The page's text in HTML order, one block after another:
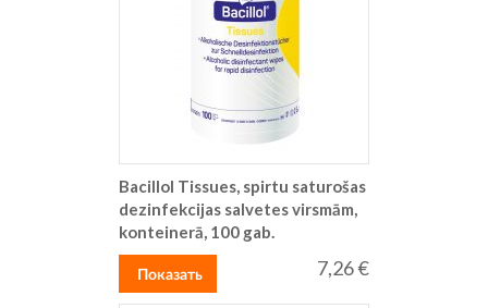
Bacillol Tissues, spirtu saturošas
dezinfekcijas salvetes virsmām,
konteinerā, 100 gab.
7,26 €
Показать